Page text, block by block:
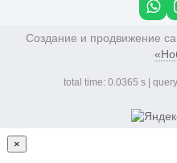
Создание и продвижение
total time: 0.0365 s |
×